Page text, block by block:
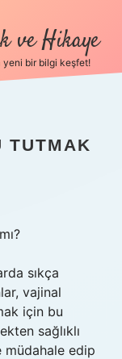
ve Hikaye
yeni bir bilgi keşfet!
TUTMAK
sıkça
vajinal
için bu
sağlıklı
müdahale edip